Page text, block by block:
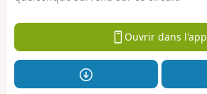
Ouvrir dans l'app